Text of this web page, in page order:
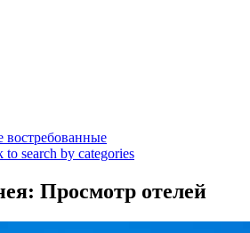
востребованные
to search by categories
Просмотр отелей